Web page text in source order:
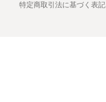
特定商取引法に基づく表記